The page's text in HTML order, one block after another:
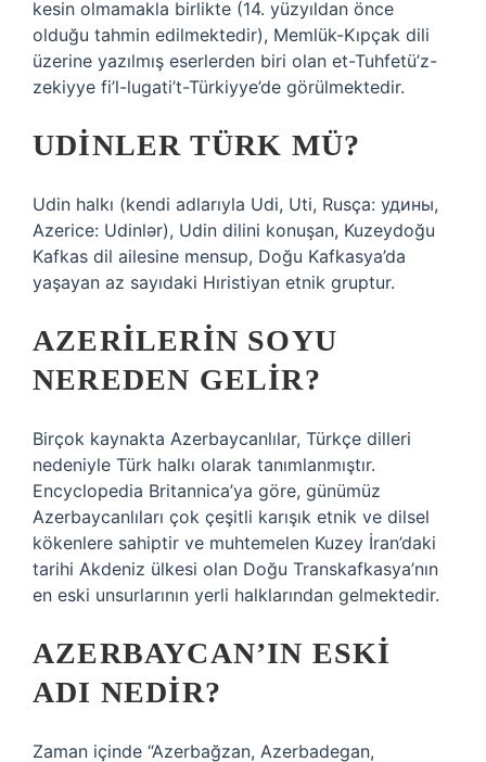
kesin olmamakla birlikte (14. yüzyıldan önce
olduğu tahmin edilmektedir), Memlük-Kıpçak dili
üzerine yazılmış eserlerden biri olan et-Tuhfetü’z-
zekiyye fi’l-lugati’t-Türkiyye’de görülmektedir.
UDINLER TÜRK MÜ?
Udin halkı (kendi adlarıyla Udi, Uti, Rusça: удины,
Azerice: Udinlər), Udin dilini konuşan, Kuzeydoğu
Kafkas dil ailesine mensup, Doğu Kafkasya’da
yaşayan az sayıdaki Hıristiyan etnik gruptur.
AZERILERIN SOYU
NEREDEN GELIR?
Birçok kaynakta Azerbaycanlılar, Türkçe dilleri
nedeniyle Türk halkı olarak tanımlanmıştır.
Encyclopedia Britannica’ya göre, günümüz
Azerbaycanlıları çok çeşitli karışık etnik ve dilsel
kökenlere sahiptir ve muhtemelen Kuzey İran’daki
tarihi Akdeniz ülkesi olan Doğu Transkafkasya’nın
en eski unsurlarının yerli halklarından gelmektedir.
AZERBAYCAN’IN ESKI
ADI NEDIR?
Zaman içinde “Azerbağzan, Azerbadegan,